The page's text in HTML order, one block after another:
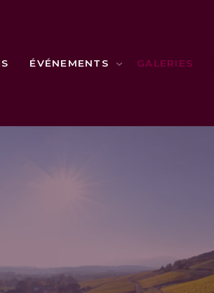
ÉVÉNEMENTS GALERIES